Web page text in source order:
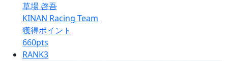
草場 啓吾
KINAN Racing Team
獲得ポイント
660pts
RANK3